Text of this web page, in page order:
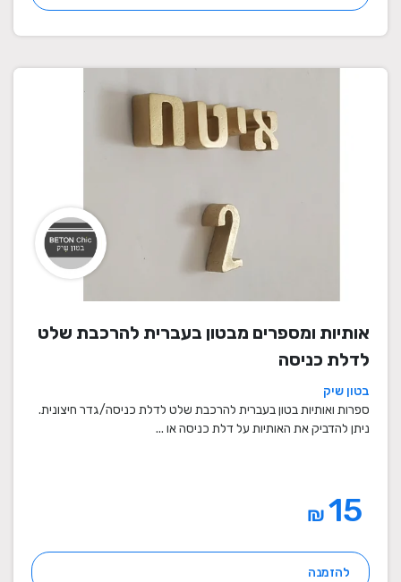
אותיות ומספרים מבטון בעברית להרכבת שלט
לדלת כניסה
בטון שיק
ספרות ואותיות בטון בעברית להרכבת שלט לדלת כניסה/גדר חיצונית.
ניתן להדביק את האותיות על דלת כניסה או ...
₪
להזמנה